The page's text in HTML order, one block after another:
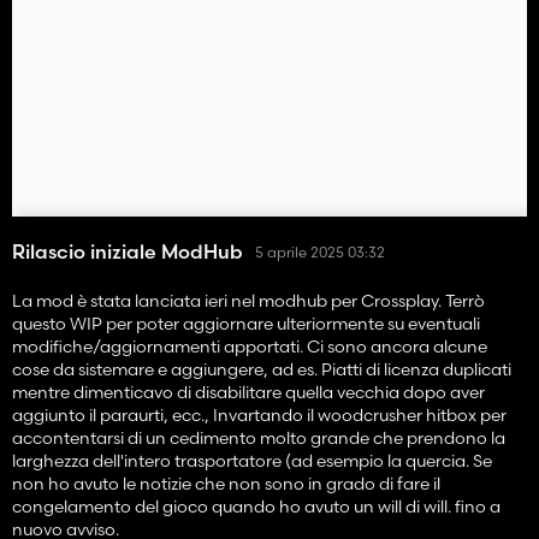
aggiungere anche il colore del bordo, il colore principale, il
bug noti non ancora risolti:
Il cippatore non può essere utilizzato da solo con gli attrezzi
collegati manualmente mod (il classico collegamento manuale
di wopster funziona bene, devo capire come l'altro mod gestisce i
veicoli con motori separati o se le segnalazioni di bug erano
errori)
-forse ce ne sono alcuni in più che al momento ho dimenticato,
cercherò di ricercare ogni possibile rapporto
Rilascio iniziale ModHub 5 aprile 2025 03:32
La mod è stata lanciata ieri nel modhub per Crossplay. Terrò
questo WIP per poter aggiornare ulteriormente su eventuali
modifiche/aggiornamenti apportati. Ci sono ancora alcune
cose da sistemare e aggiungere, ad es. Piatti di licenza duplicati
mentre dimenticavo di disabilitare quella vecchia dopo aver
aggiunto il paraurti, ecc., Invartando il woodcrusher hitbox per
accontentarsi di un cedimento molto grande che prendono la
larghezza dell'intero trasportatore (ad esempio la quercia. Se
non ho avuto le notizie che non sono in grado di fare il
congelamento del gioco quando ho avuto un will di will. fino a
nuovo avviso.